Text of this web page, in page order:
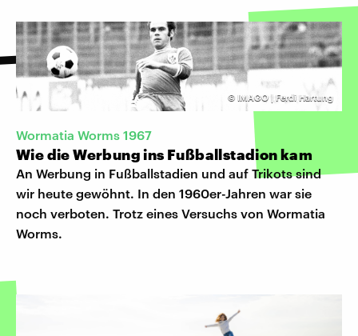
© IMAGO | Ferdi Hartung
Wormatia Worms 1967
Wie die Werbung ins Fußballstadion kam
An Werbung in Fußballstadien und auf Trikots sind
wir heute gewöhnt. In den 1960er-Jahren war sie
noch verboten. Trotz eines Versuchs von Wormatia
Worms.